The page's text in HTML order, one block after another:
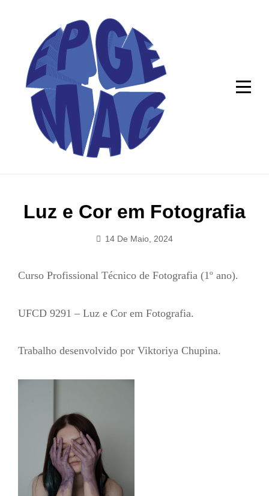
Luz e Cor em Fotografia
14 De Maio, 2024
Curso Profissional Técnico de Fotografia (1º ano).
UFCD 9291 – Luz e Cor em Fotografia.
Trabalho desenvolvido por Viktoriya Chupina.
Navegação